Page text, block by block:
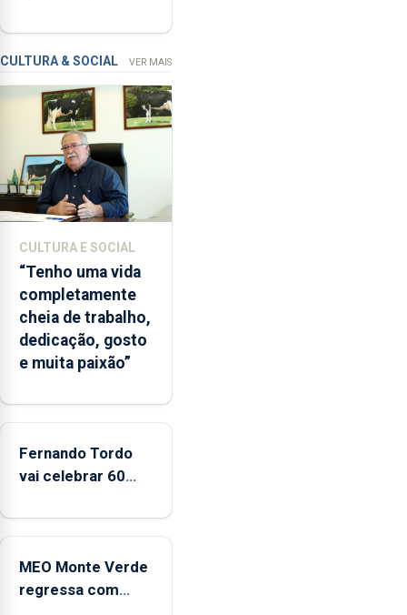
devido
microbiológica”,
pela
terceira
vez
desde
o
início
da
época
balnear
condenação por
violação
CULTURA & SOCIAL VER MAIS
CULTURA E SOCIAL
“Tenho uma vida
completamente
cheia de trabalho,
dedicação, gosto
e muita paixão”
Fernando Tordo
vai celebrar 60
no Coliseu
MEO Monte Verde
regressa com